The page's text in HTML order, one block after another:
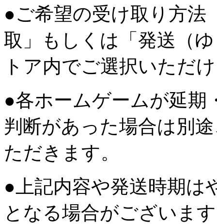
●ご希望の受け取り方法
取」もしくは「発送（
トア内でご選択いただ
●各ホームゲームが延期
判断があった場合は別
ただきます。
●上記内容や発送時期は
となる場合がございま